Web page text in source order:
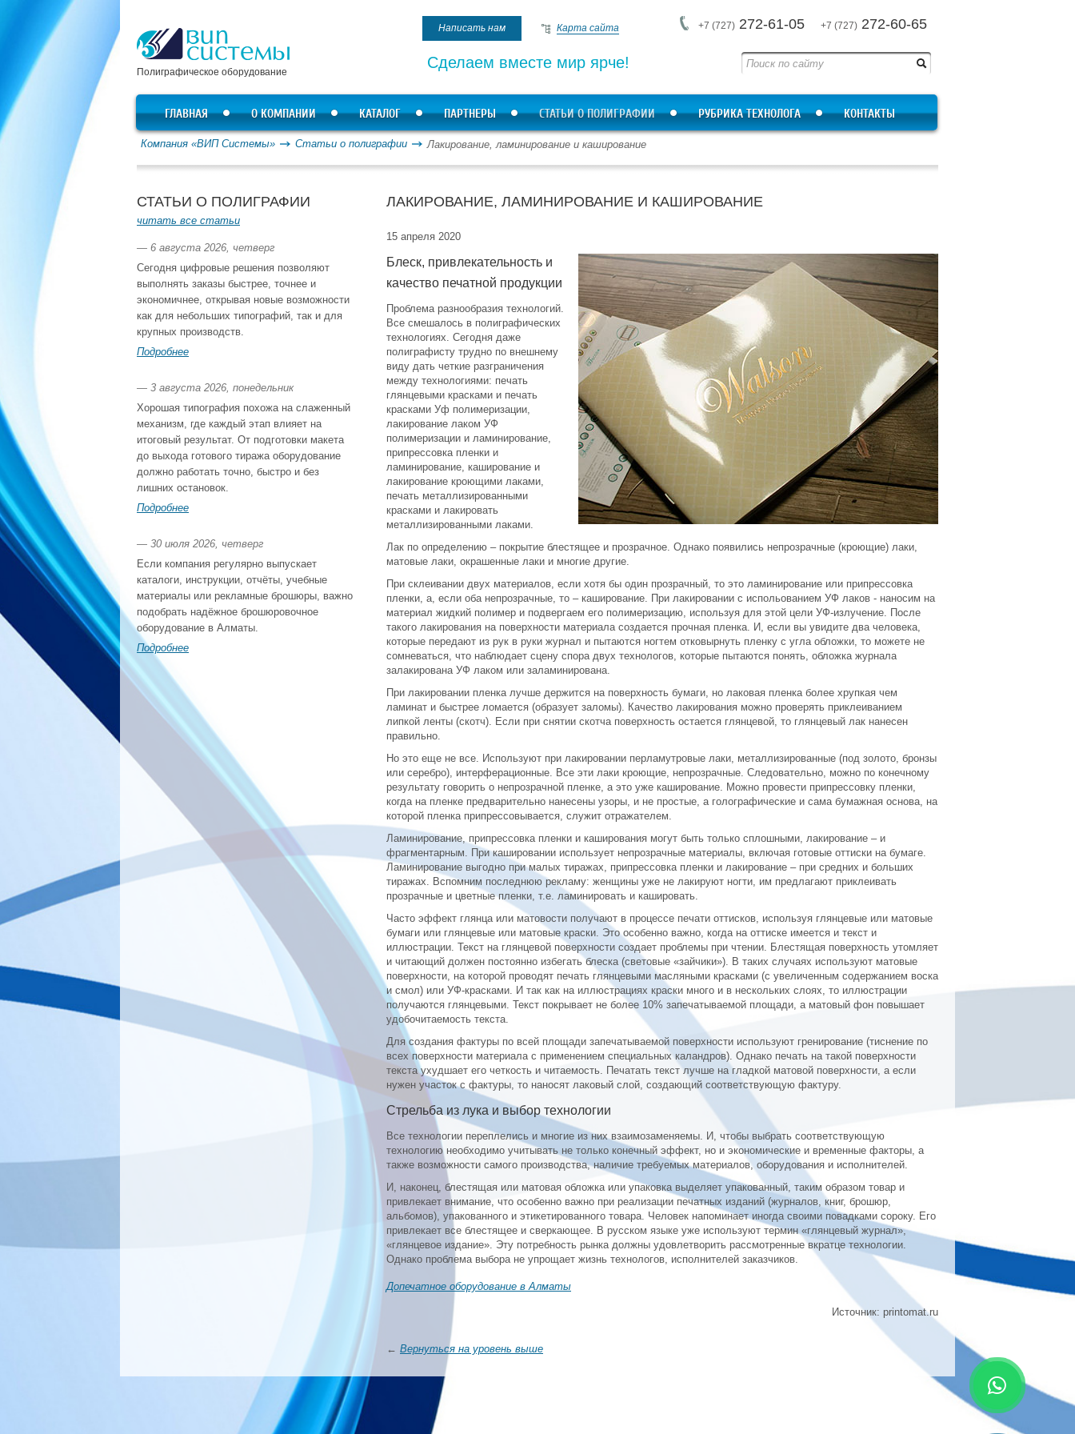
Полиграфическое оборудование
Сделаем вместе мир ярче!
+7 (727) 272-61-05 +7 (727) 272-60-65
Написать нам Карта сайта
ГЛАВНАЯ О КОМПАНИИ КАТАЛОГ ПАРТНЕРЫ СТАТЬИ О ПОЛИГРАФИИ РУБРИКА ТЕХНОЛОГА КОНТАКТЫ
Компания «ВИП Системы» Статьи о полиграфии Лакирование, ламинирование и каширование
СТАТЬИ О ПОЛИГРАФИИ
читать все статьи
— 6 августа 2026, четверг
Сегодня цифровые решения позволяют
выполнять заказы быстрее, точнее и
экономичнее, открывая новые возможности
как для небольших типографий, так и для
крупных производств.
Подробнее
— 3 августа 2026, понедельник
Хорошая типография похожа на слаженный
механизм, где каждый этап влияет на
итоговый результат. От подготовки макета
до выхода готового тиража оборудование
должно работать точно, быстро и без
лишних остановок.
Подробнее
— 30 июля 2026, четверг
Если компания регулярно выпускает
каталоги, инструкции, отчёты, учебные
материалы или рекламные брошюры, важно
подобрать надёжное брошюровочное
оборудование в Алматы.
Подробнее
ЛАКИРОВАНИЕ, ЛАМИНИРОВАНИЕ И КАШИРОВАНИЕ
15 апреля 2020
Блеск, привлекательность и
качество печатной продукции
Проблема разнообразия технологий.
Все смешалось в полиграфических
технологиях. Сегодня даже
полиграфисту трудно по внешнему
виду дать четкие разграничения
между технологиями: печать
глянцевыми красками и печать
красками Уф полимеризации,
лакирование лаком УФ
полимеризации и ламинирование,
припрессовка пленки и
ламинирование, каширование и
лакирование кроющими лаками,
печать металлизированными
красками и лакировать
металлизированными лаками.
Лак по определению – покрытие блестящее и прозрачное. Однако появились непрозрачные (кроющие) лаки,
матовые лаки, окрашенные лаки и многие другие.
При склеивании двух материалов, если хотя бы один прозрачный, то это ламинирование или припрессовка
пленки, а, если оба непрозрачные, то – каширование. При лакировании с испольованием УФ лаков - наносим на
материал жидкий полимер и подвергаем его полимеризацию, используя для этой цели УФ-излучение. После
такого лакирования на поверхности материала создается прочная пленка. И, если вы увидите два человека,
которые передают из рук в руки журнал и пытаются ногтем отковырнуть пленку с угла обложки, то можете не
сомневаться, что наблюдает сцену спора двух технологов, которые пытаются понять, обложка журнала
залакирована УФ лаком или заламинирована.
При лакировании пленка лучше держится на поверхность бумаги, но лаковая пленка более хрупкая чем
ламинат и быстрее ломается (образует заломы). Качество лакирования можно проверять приклеиванием
липкой ленты (скотч). Если при снятии скотча поверхность остается глянцевой, то глянцевый лак нанесен
правильно.
Но это еще не все. Используют при лакировании перламутровые лаки, металлизированные (под золото, бронзы
или серебро), интерферационные. Все эти лаки кроющие, непрозрачные. Следовательно, можно по конечному
результату говорить о непрозрачной пленке, а это уже каширование. Можно провести припрессовку пленки,
когда на пленке предварительно нанесены узоры, и не простые, а голографические и сама бумажная основа, на
которой пленка припрессовывается, служит отражателем.
Ламинирование, припрессовка пленки и каширования могут быть только сплошными, лакирование – и
фрагментарным. При кашировании использует непрозрачные материалы, включая готовые оттиски на бумаге.
Ламинирование выгодно при малых тиражах, припрессовка пленки и лакирование – при средних и больших
тиражах. Вспомним последнюю рекламу: женщины уже не лакируют ногти, им предлагают приклеивать
прозрачные и цветные пленки, т.е. ламинировать и кашировать.
Часто эффект глянца или матовости получают в процессе печати оттисков, используя глянцевые или матовые
бумаги или глянцевые или матовые краски. Это особенно важно, когда на оттиске имеется и текст и
иллюстрации. Текст на глянцевой поверхности создает проблемы при чтении. Блестящая поверхность утомляет
и читающий должен постоянно избегать блеска (световые «зайчики»). В таких случаях используют матовые
поверхности, на которой проводят печать глянцевыми масляными красками (с увеличенным содержанием воска
и смол) или УФ-красками. И так как на иллюстрациях краски много и в нескольких слоях, то иллюстрации
получаются глянцевыми. Текст покрывает не более 10% запечатываемой площади, а матовый фон повышает
удобочитаемость текста.
Для создания фактуры по всей площади запечатываемой поверхности используют гренирование (тиснение по
всех поверхности материала с применением специальных каландров). Однако печать на такой поверхности
текста ухудшает его четкость и читаемость. Печатать текст лучше на гладкой матовой поверхности, а если
нужен участок с фактуры, то наносят лаковый слой, создающий соответствующую фактуру.
Стрельба из лука и выбор технологии
Все технологии переплелись и многие из них взаимозаменяемы. И, чтобы выбрать соответствующую
технологию необходимо учитывать не только конечный эффект, но и экономические и временные факторы, а
также возможности самого производства, наличие требуемых материалов, оборудования и исполнителей.
И, наконец, блестящая или матовая обложка или упаковка выделяет упакованный, таким образом товар и
привлекает внимание, что особенно важно при реализации печатных изданий (журналов, книг, брошюр,
альбомов), упакованного и этикетированного товара. Человек напоминает иногда своими повадками сороку. Его
привлекает все блестящее и сверкающее. В русском языке уже используют термин «глянцевый журнал»,
«глянцевое издание». Эту потребность рынка должны удовлетворить рассмотренные вкратце технологии.
Однако проблема выбора не упрощает жизнь технологов, исполнителей заказчиков.
Допечатное оборудование в Алматы
Источник: printomat.ru
← Вернуться на уровень выше